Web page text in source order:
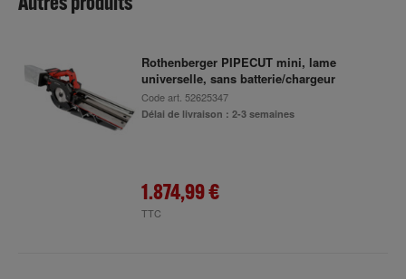
Rothenberger PIPECUT mini, lame
universelle, sans batterie/chargeur
Code art. 52625347
Délai de livraison : 2-3 semaines
1.874,99 €
TTC